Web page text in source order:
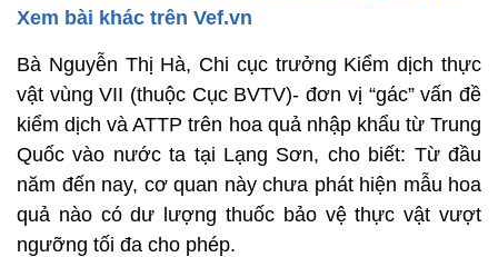
Xem bài khác trên Vef.vn
Bà Nguyễn Thị Hà, Chi cục trưởng Kiểm dịch thực
vật vùng VII (thuộc Cục BVTV)- đơn vị “gác” vấn đề
kiểm dịch và ATTP trên hoa quả nhập khẩu từ Trung
Quốc vào nước ta tại Lạng Sơn, cho biết: Từ đầu
năm đến nay, cơ quan này chưa phát hiện mẫu hoa
quả nào có dư lượng thuốc bảo vệ thực vật vượt
ngưỡng tối đa cho phép.